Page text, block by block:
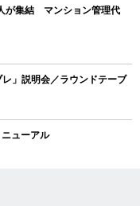
が集結 マンション管理代
」説明会／ラウンドテーブ
ューアル